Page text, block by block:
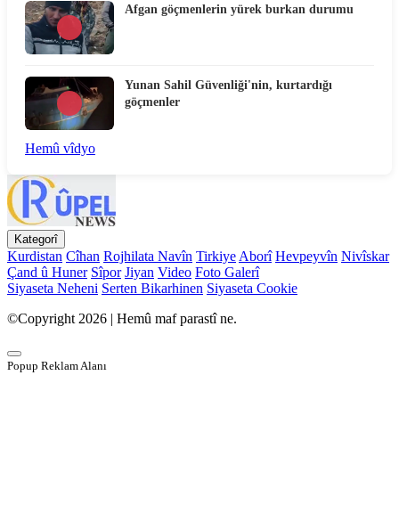
Afgan göçmenlerin yürek burkan durumu
Yunan Sahil Güvenliği'nin, kurtardığı
göçmenler
Hemû vîdyo
Kategorî
Kurdistan Cîhan Rojhilata Navîn TirkiyeAborî Hevpeyvîn Nivîskar
Çand û Huner Sîpor Jiyan Video Foto Galerî
Siyaseta Neheni Serten Bikarhinen Siyaseta Cookie
©Copyright 2026 | Hemû maf parastî ne.
Popup Reklam Alanı